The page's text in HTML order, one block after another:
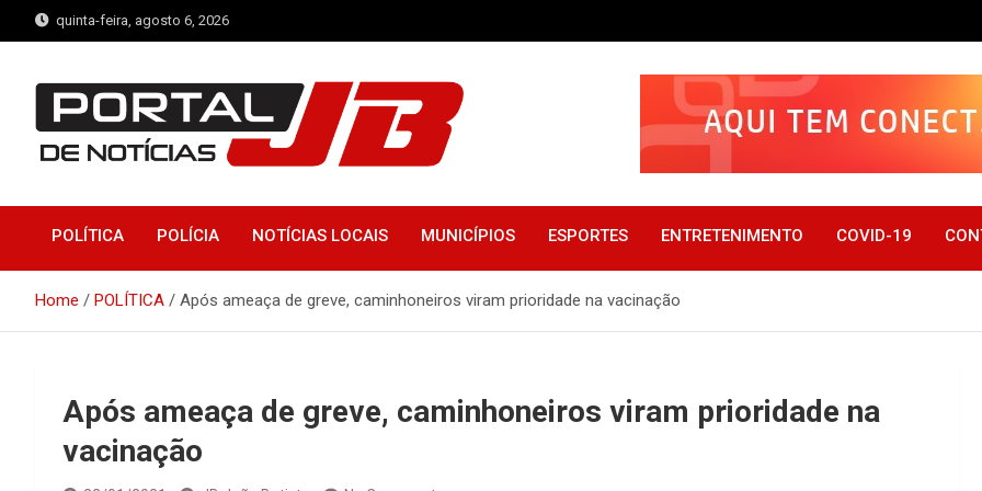
to
quinta-feira, agosto 6, 2026
Portal de Notícias JB
POLÍTICA POLÍCIA NOTÍCIAS LOCAIS MUNICÍPIOS ESPORTES ENTRETENIMENTO COVID-19
Home POLÍTICA Após ameaça de greve, caminhoneiros viram prioridade na vacinação
Após ameaça de greve, caminhoneiros viram prioridade na
vacinação